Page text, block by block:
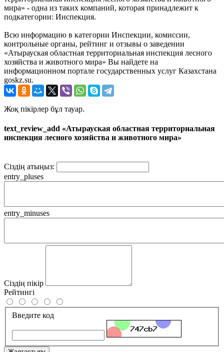
мира» - одна из таких компаний, которая принадлежит к
подкатегории: Инспекция.
Всю информацию в категории Инспекции, комиссии,
контрольные органы, рейтинг и отзывы о заведении
«Атырауская областная территориальная инспекция лесного
хозяйства и животного мира» Вы найдете на
информационном портале государственных услуг Казахстана
goskz.su.
Жоқ пікірлер бұл тауар.
text_review_add «Атырауская областная территориальная
инспекция лесного хозяйства и животного мира»
Сіздің атыңыз:
entry_pluses
entry_minuses
Сіздің пікір
Рейтингі
Введите код